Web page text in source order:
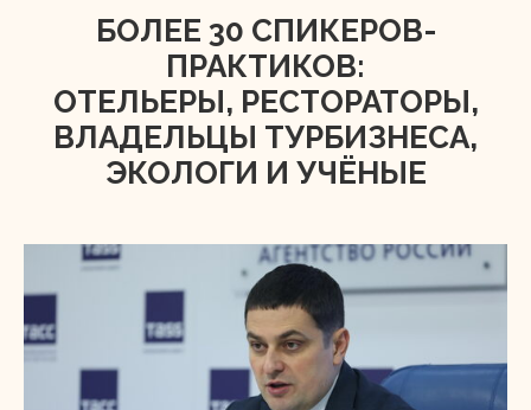
БОЛЕЕ 30 СПИКЕРОВ-
ПРАКТИКОВ:
ОТЕЛЬЕРЫ, РЕСТОРАТОРЫ,
ВЛАДЕЛЬЦЫ ТУРБИЗНЕСА,
ЭКОЛОГИ И УЧЁНЫЕ